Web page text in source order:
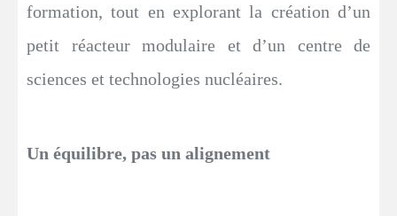
formation, tout en explorant la création d’un
petit réacteur modulaire et d’un centre de
sciences et technologies nucléaires.
Un équilibre, pas un alignement